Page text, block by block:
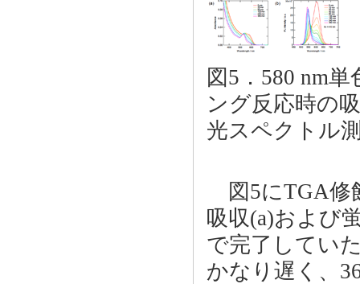
図5．580 nm
ング反応時の
光スペクトル
図5にTGA修
吸収(a)および
で完了してい
かなり遅く、